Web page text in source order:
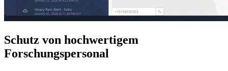
Schutz von hochwertigem
Forschungspersonal